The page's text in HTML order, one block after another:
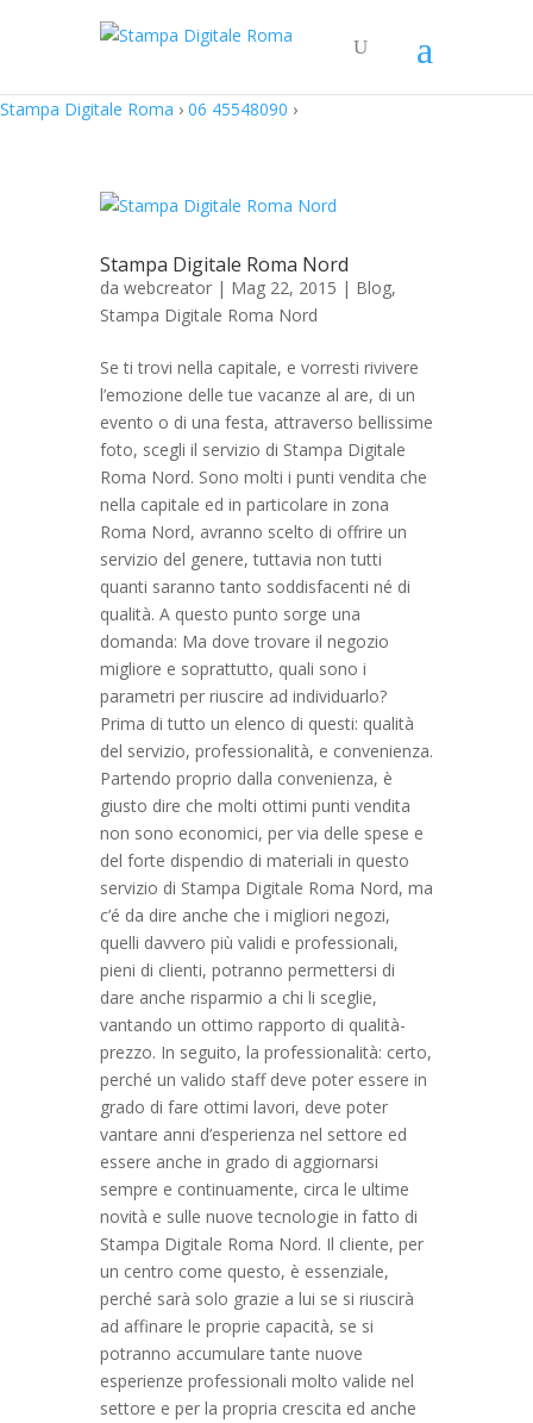
Stampa Digitale Roma › 06 45548090 ›
Stampa Digitale Roma Nord
da webcreator | Mag 22, 2015 | Blog,
Stampa Digitale Roma Nord
Se ti trovi nella capitale, e vorresti rivivere
l’emozione delle tue vacanze al are, di un
evento o di una festa, attraverso bellissime
foto, scegli il servizio di Stampa Digitale
Roma Nord. Sono molti i punti vendita che
nella capitale ed in particolare in zona
Roma Nord, avranno scelto di offrire un
servizio del genere, tuttavia non tutti
quanti saranno tanto soddisfacenti né di
qualità. A questo punto sorge una
domanda: Ma dove trovare il negozio
migliore e soprattutto, quali sono i
parametri per riuscire ad individuarlo?
Prima di tutto un elenco di questi: qualità
del servizio, professionalità, e convenienza.
Partendo proprio dalla convenienza, è
giusto dire che molti ottimi punti vendita
non sono economici, per via delle spese e
del forte dispendio di materiali in questo
servizio di Stampa Digitale Roma Nord, ma
c’é da dire anche che i migliori negozi,
quelli davvero più validi e professionali,
pieni di clienti, potranno permettersi di
dare anche risparmio a chi li sceglie,
vantando un ottimo rapporto di qualità-
prezzo. In seguito, la professionalità: certo,
perché un valido staff deve poter essere in
grado di fare ottimi lavori, deve poter
vantare anni d’esperienza nel settore ed
essere anche in grado di aggiornarsi
sempre e continuamente, circa le ultime
novità e sulle nuove tecnologie in fatto di
Stampa Digitale Roma Nord. Il cliente, per
un centro come questo, è essenziale,
perché sarà solo grazie a lui se si riuscirà
ad affinare le proprie capacità, se si
potranno accumulare tante nuove
esperienze professionali molto valide nel
settore e per la propria crescita ed anche